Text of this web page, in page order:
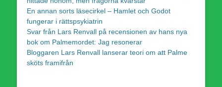
En annan sorts läsecirkel – Hamlet och Godot
fungerar i rättspsykiatrin
Svar från Lars Renvall på recensionen av hans nya
bok om Palmemordet: Jag resonerar
Bloggaren Lars Renvall lanserar teori om att Palme
sköts framifrån